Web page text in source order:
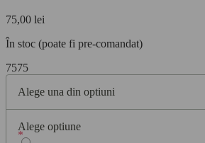
Navigare
în
articole
75,00 lei
În stoc (poate fi pre-comandat)
7575
Alege una din optiuni
Alege optiune
*